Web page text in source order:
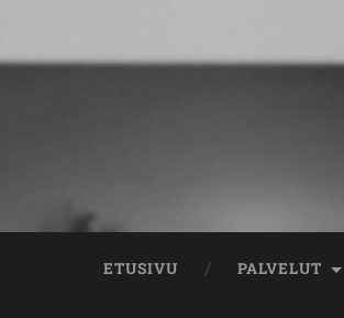
ETUSIVU PALVELUT